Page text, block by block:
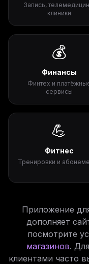
Запись,
клиники
💰
Финансы
Финтех и
сервисы
💪
Фитнес
Тренировки и
Приложение
дополняет
посмотрите
магазинов.
клиентами часто